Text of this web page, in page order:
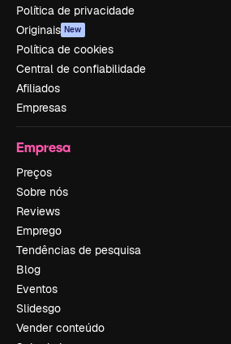
Política de privacidade
Originais New
Política de cookies
Central de confiabilidade
Afiliados
Empresas
Empresa
Preços
Sobre nós
Reviews
Emprego
Tendências de pesquisa
Blog
Eventos
Slidesgo
Vender conteúdo